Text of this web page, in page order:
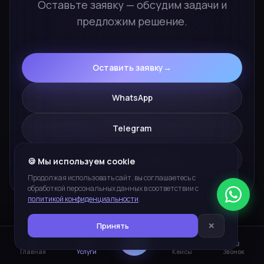
Оставьте заявку — обсудим задачи и
предложим решение.
Оставить заявку →
WhatsApp
Telegram
zakaz@yuva-studia.ru
ПЛАТФОРМЫ И ИНСТРУМЕНТЫ
Главная Услуги Кейсы Звонок
🍪 Мы используем cookie
Продолжая использовать сайт, вы соглашаетесь с
обработкой персональных данных в соответствии с
политикой конфиденциальности.
Принять ✕